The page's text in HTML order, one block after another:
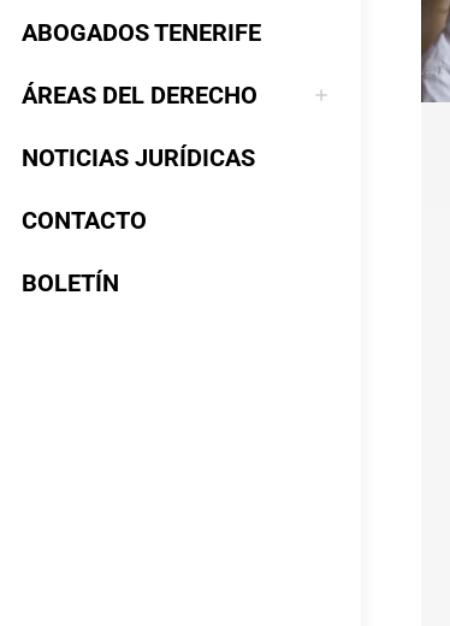
ABOGADOS TENERIFE
ÁREAS DEL DERECHO
NOTICIAS JURÍDICAS
CONTACTO
BOLETÍN